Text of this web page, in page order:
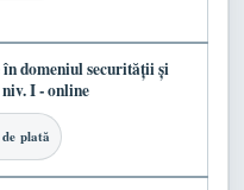
domeniul securității și
I - online
plată